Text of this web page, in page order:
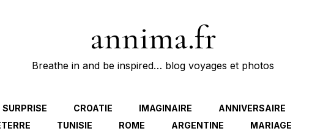
annima.fr
Breathe in and be inspired… blog voyages et photos
SURPRISE CROATIE IMAGINAIRE ANNIVERSAIRE
TUNISIE ROME ARGENTINE MARIAGE